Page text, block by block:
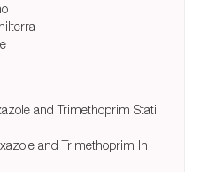
and Trimethoprim Stati
and Trimethoprim In